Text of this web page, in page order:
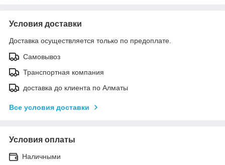
Условия доставки
Доставка осуществляется только по предоплате.
Самовывоз
Транспортная компания
доставка до клиента по Алматы
Все условия доставки
Условия оплаты
Наличными